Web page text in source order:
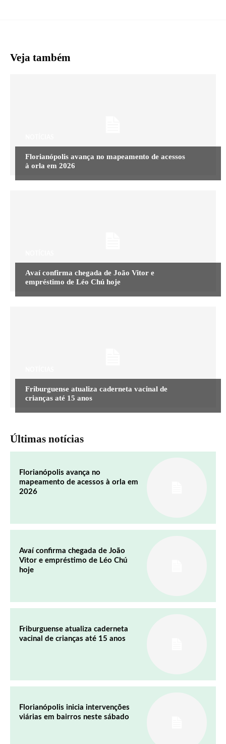
Veja também
Florianópolis avança no mapeamento de acessos
à orla em 2026
Avaí confirma chegada de João Vitor e
empréstimo de Léo Chú hoje
Friburguense atualiza caderneta vacinal de
crianças até 15 anos
Últimas notícias
Florianópolis avança no
mapeamento de acessos à orla em
2026
Avaí confirma chegada de João
Vitor e empréstimo de Léo Chú
hoje
Friburguense atualiza caderneta
vacinal de crianças até 15 anos
Florianópolis inicia intervenções
viárias em bairros neste sábado